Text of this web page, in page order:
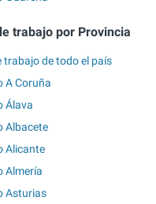
trabajo por Provincia
de todo el país
A Coruña
Álava
Albacete
Alicante
Almería
Asturias